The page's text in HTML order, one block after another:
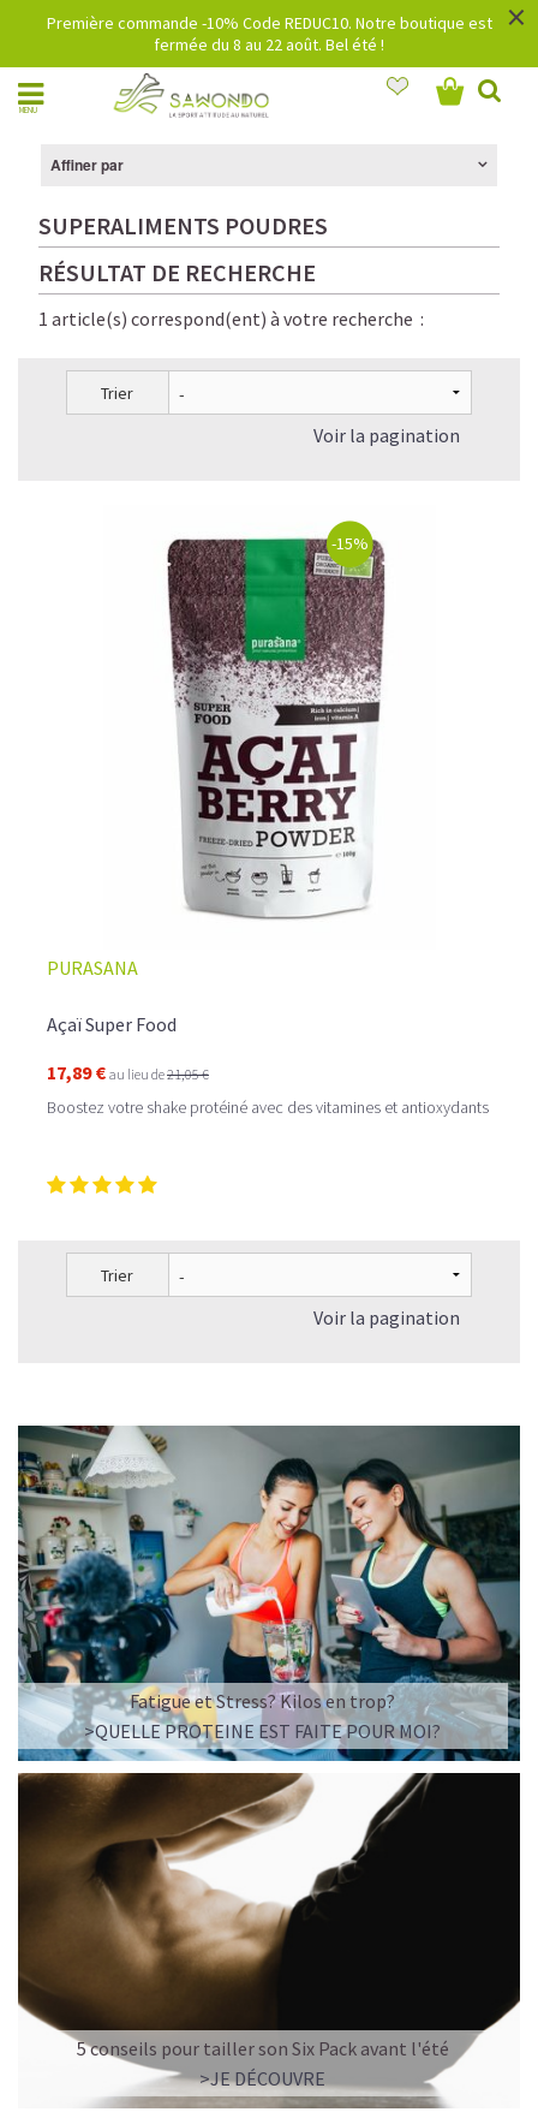
Première commande -10% Code REDUC10. Notre boutique est
fermée du 8 au 22 août. Bel été !
×
MENU
Affiner par
SUPERALIMENTS POUDRES
RÉSULTAT DE RECHERCHE
1 article(s) correspond(ent) à votre recherche :
Trier
Voir la pagination
-15%
PURASANA
Açaï Super Food
17,89 € au lieu de21,05 €
Boostez votre shake protéiné avec des vitamines et antioxydants
Trier
Voir la pagination
Fatigue et Stress? Kilos en trop?
>QUELLE PROTEINE EST FAITE POUR MOI?
5 conseils pour tailler son Six Pack avant l'été
>JE DÉCOUVRE